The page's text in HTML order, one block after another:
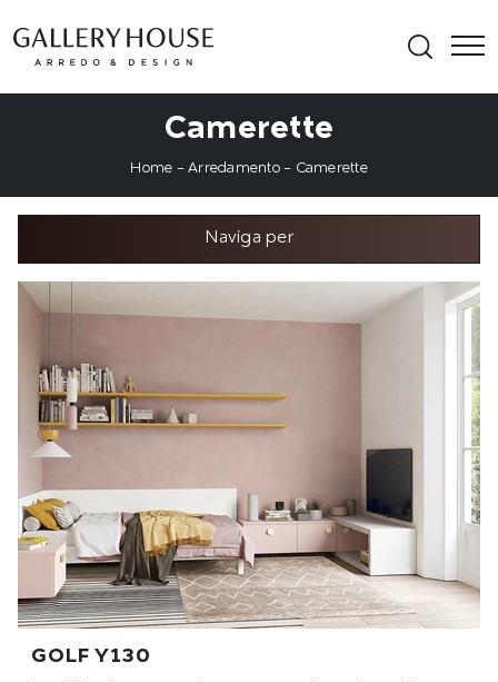
Camerette
Home - Arredamento - Camerette
Naviga per
GOLF Y130